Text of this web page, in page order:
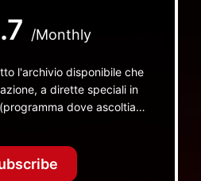
/Monthly
l'archivio disponibile che
a dirette speciali in
dove ascoltiamo
da nessuna altra parte